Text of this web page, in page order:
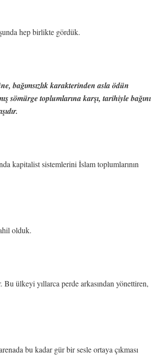
hep birlikte gördük.
bağımsızlık karakterinden asla ödün
sömürge toplumlarına karşı, tarihiyle bağını
kapitalist sistemlerini İslam toplumlarının
olduk.
ülkeyi yıllarca perde arkasından yönettiren,
bu kadar gür bir sesle ortaya çıkması